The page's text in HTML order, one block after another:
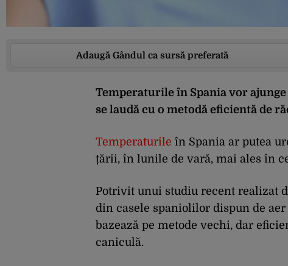
Adaugă Gândul ca sursă preferată
Temperaturile în Spania vor
se laudă cu o metodă eficientă de
Temperaturile în Spania ar putea
țării, în lunile de vară, mai ales în
Potrivit unui studiu recent realizat
din casele spaniolilor dispun de
bazează pe metode vechi, dar
caniculă.